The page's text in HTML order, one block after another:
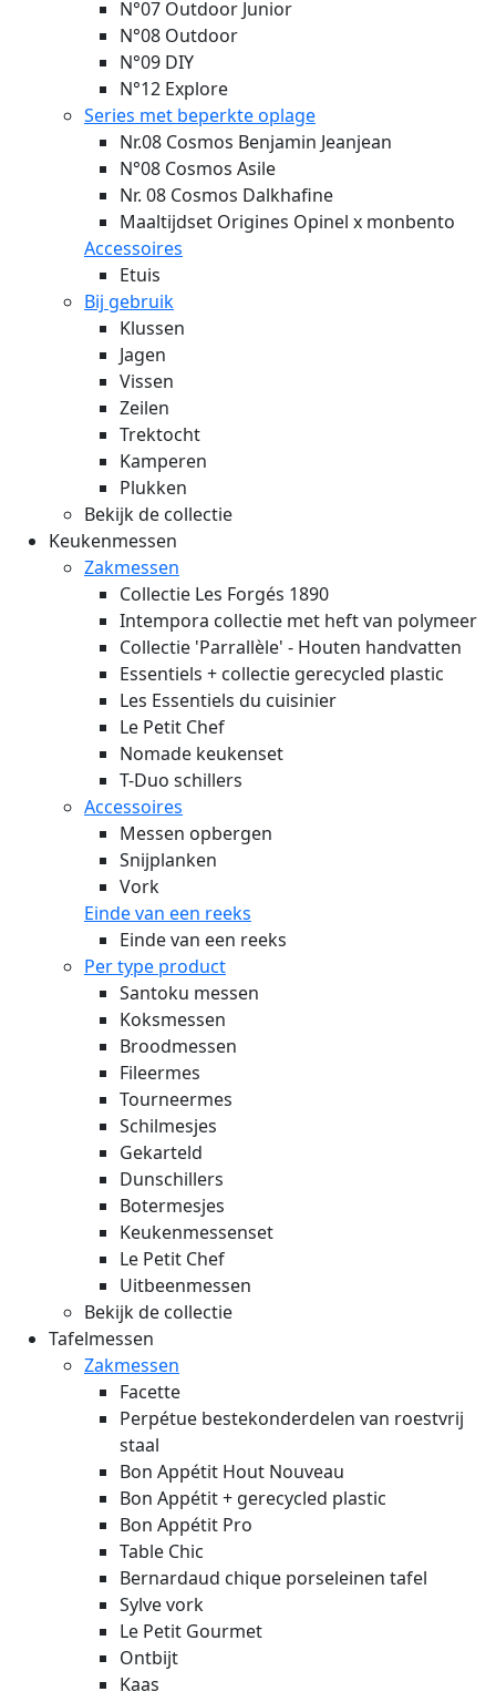
N°07 Outdoor Junior
N°08 Outdoor
N°09 DIY
N°12 Explore
Series met beperkte oplage
Nr.08 Cosmos Benjamin Jeanjean
N°08 Cosmos Asile
Nr. 08 Cosmos Dalkhafine
Maaltijdset Origines Opinel x monbento
Accessoires
Etuis
Bij gebruik
Klussen
Jagen
Vissen
Zeilen
Trektocht
Kamperen
Plukken
Bekijk de collectie
Keukenmessen
Zakmessen
Collectie Les Forgés 1890
Intempora collectie met heft van polymeer
Collectie 'Parrallèle' - Houten handvatten
Essentiels + collectie gerecycled plastic
Les Essentiels du cuisinier
Le Petit Chef
Nomade keukenset
T-Duo schillers
Accessoires
Messen opbergen
Snijplanken
Vork
Einde van een reeks
Einde van een reeks
Per type product
Santoku messen
Koksmessen
Broodmessen
Fileermes
Tourneermes
Schilmesjes
Gekarteld
Dunschillers
Botermesjes
Keukenmessenset
Le Petit Chef
Uitbeenmessen
Bekijk de collectie
Tafelmessen
Zakmessen
Facette
Perpétue bestekonderdelen van roestvrij
staal
Bon Appétit Hout Nouveau
Bon Appétit + gerecycled plastic
Bon Appétit Pro
Table Chic
Bernardaud chique porseleinen tafel
Sylve vork
Le Petit Gourmet
Ontbijt
Kaas